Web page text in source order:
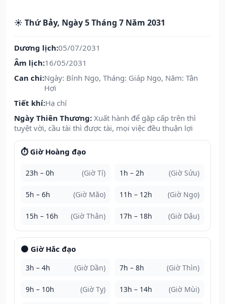
☀️ Thứ Bảy, Ngày 5 Tháng 7 Năm 2031
Dương lịch:05/07/2031
Âm lịch:16/05/2031
Can chi:Ngày: Bính Ngọ, Tháng: Giáp Ngọ, Năm: Tân
Hợi
Tiết khí:Hạ chí
Ngày Thiên Thương: Xuất hành để gặp cấp trên thì
tuyệt vời, cầu tài thì được tài, mọi việc đều thuận lợi
⏱️ Giờ Hoàng đạo
23h – 0h (Giờ Tí) 1h – 2h (Giờ Sửu)
5h – 6h (Giờ Mão) 11h – 12h (Giờ Ngọ)
15h – 16h (Giờ Thân) 17h – 18h (Giờ Dậu)
🌑 Giờ Hắc đạo
3h – 4h (Giờ Dần) 7h – 8h (Giờ Thìn)
9h – 10h (Giờ Tỵ) 13h – 14h (Giờ Mùi)